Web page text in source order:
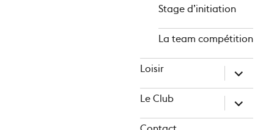
Stage d’initiation
La team compétition
Loisir
ouvrir
le
sous-
menu
Le Club
ouvrir
le
sous-